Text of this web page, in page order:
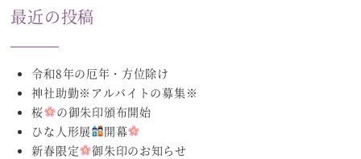
最近の投稿
令和8年の厄年・方位除け
神社助勤※アルバイトの募集※
桜
の御朱印頒布開始
ひな人形展
開幕
新春限定
御朱印のお知らせ